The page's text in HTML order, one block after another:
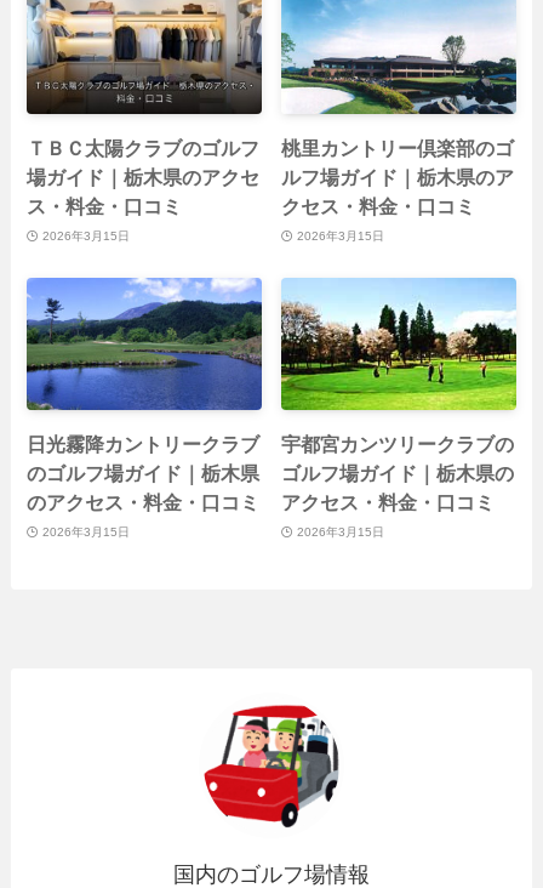
ＴＢＣ太陽クラブのゴルフ
場ガイド｜栃木県のアクセ
ス・料金・口コミ
2026年3月15日
桃里カントリー倶楽部のゴ
ルフ場ガイド｜栃木県のア
クセス・料金・口コミ
2026年3月15日
日光霧降カントリークラブ
のゴルフ場ガイド｜栃木県
のアクセス・料金・口コミ
2026年3月15日
宇都宮カンツリークラブの
ゴルフ場ガイド｜栃木県の
アクセス・料金・口コミ
2026年3月15日
国内のゴルフ場情報